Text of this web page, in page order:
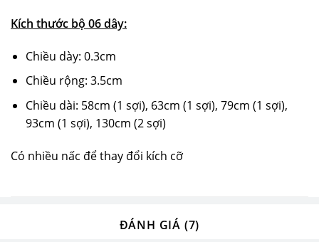
Kích thước bộ 06 dây:
Chiều dày: 0.3cm
Chiều rộng: 3.5cm
Chiều dài: 58cm (1 sợi), 63cm (1 sợi), 79cm (1 sợi),
93cm (1 sợi), 130cm (2 sợi)
Có nhiều nấc để thay đổi kích cỡ
ĐÁNH GIÁ (7)